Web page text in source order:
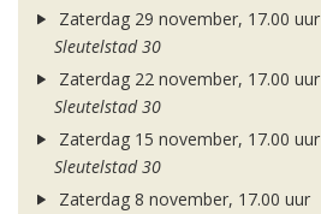
Zaterdag 29 november, 17.00 uur
Sleutelstad 30
Zaterdag 22 november, 17.00 uur
Sleutelstad 30
Zaterdag 15 november, 17.00 uur
Sleutelstad 30
Zaterdag 8 november, 17.00 uur